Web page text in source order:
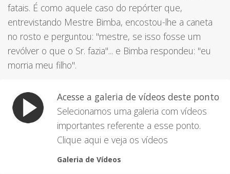
fatais. É como aquele caso do repórter que,
entrevistando Mestre Bimba, encostou-lhe a caneta
no rosto e perguntou: "mestre, se isso fosse um
revólver o que o Sr. fazia"... e Bimba respondeu: "eu
morria meu filho".
Acesse a galeria de vídeos deste ponto
Selecionamos uma galeria com vídeos
importantes referente a esse ponto.
Clique aqui e veja os vídeos
Galeria de Vídeos